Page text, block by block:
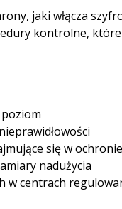
jaki włącza
kontrolne,
się w
nadużycia
w centrach